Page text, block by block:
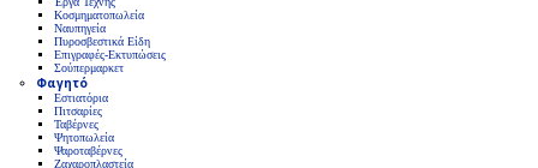
Κοσμηματοπωλεία
Ναυπηγεία
Πυροσβεστικά Είδη
Επιγραφές-Εκτυπώσεις
Σούπερμαρκετ
Φαγητό
Εστιατόρια
Πιτσαρίες
Ταβέρνες
Ψητοπωλεία
Ψαροταβέρνες
Ζαχαροπλαστεία